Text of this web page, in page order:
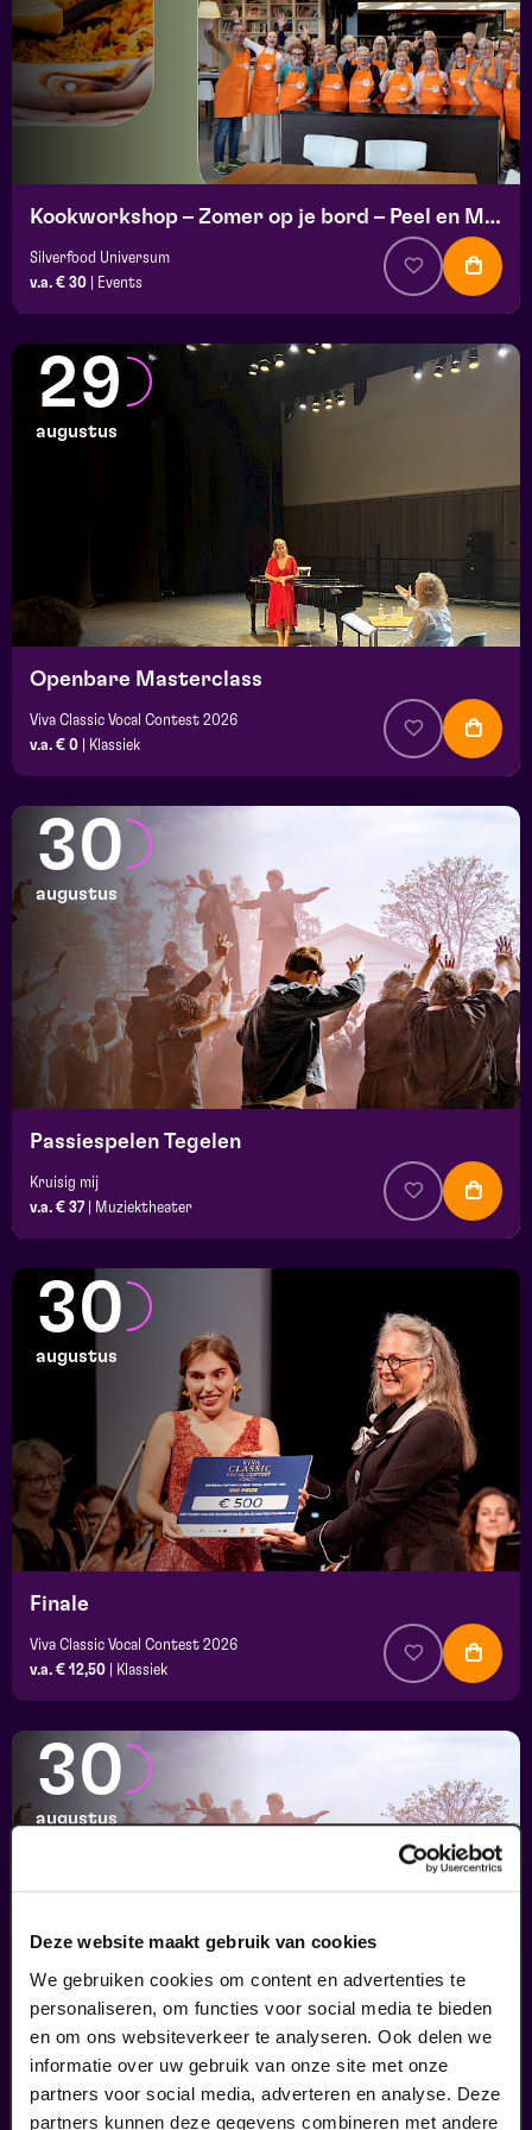
Deze website maakt gebruik van cookies
We gebruiken cookies om content en advertenties te
personaliseren, om functies voor social media te bieden
en om ons websiteverkeer te analyseren. Ook delen we
informatie over uw gebruik van onze site met onze
partners voor social media, adverteren en analyse. Deze
partners kunnen deze gegevens combineren met andere
Kookworkshop – Zomer op je bord – Peel en Maas
Silverfood Universum
v.a. € 30
Events
29
augustus
Openbare Masterclass
Viva Classic Vocal Contest 2026
v.a. € 0
Klassiek
30
augustus
Passiespelen Tegelen
Kruisig mij
v.a. € 37
Muziektheater
30
augustus
Finale
Viva Classic Vocal Contest 2026
v.a. € 12,50
Klassiek
30
augustus
Passiespelen Tegelen
Kruisig mij